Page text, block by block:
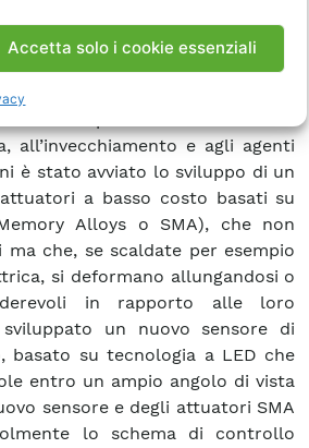
Accetta solo i cookie essenziali
di un nuovo sistema di
del modulo CPV. Lo stato
da motori elettrici con
all’invecchiamento e agli agenti
è stato avviato lo sviluppo di un
a basso costo basati su
Alloys o SMA), che non
che, se scaldate per esempio
si deformano allungandosi o
in rapporto alle loro
un nuovo sensore di
basato su tecnologia a LED che
entro un ampio angolo di vista
sensore e degli attuatori SMA
lo schema di controllo